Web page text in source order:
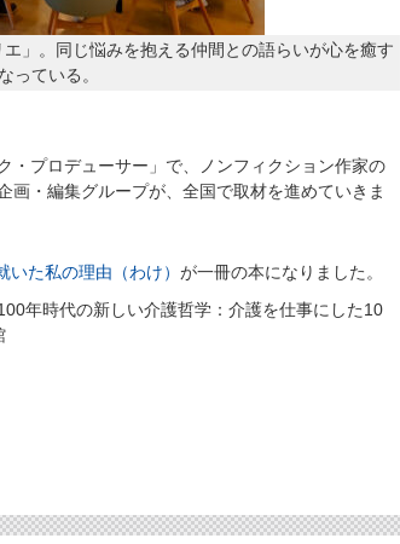
」。同じ悩みを抱える仲間との語らいが心を癒す
っている。
・プロデューサー」で、ノンフィクション作家の
画・編集グループが、全国で取材を進めていきま
いた私の理由（わけ）が一冊の本になりました。
年時代の新しい介護哲学：介護を仕事にした10